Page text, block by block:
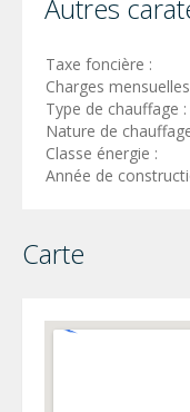
Autres
Taxe foncière :
Charges
Type de chauffage
Nature de
Classe énergie :
Année de
Carte